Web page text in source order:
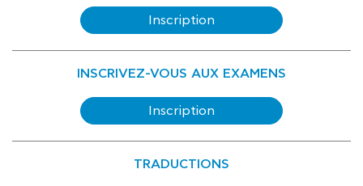
Inscription
INSCRIVEZ-VOUS AUX EXAMENS
Inscription
TRADUCTIONS